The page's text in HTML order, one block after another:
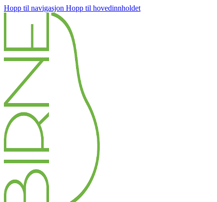
Hopp til navigasjon Hopp til hovedinnholdet